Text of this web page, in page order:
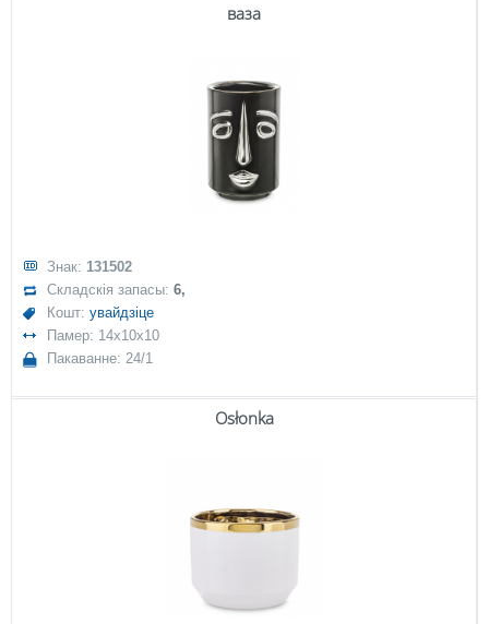
ваза
Знак: 131502
Складскія запасы:6,
Кошт:увайдзіце
Памер: 14x10x10
Пакаванне: 24/1
Osłonka